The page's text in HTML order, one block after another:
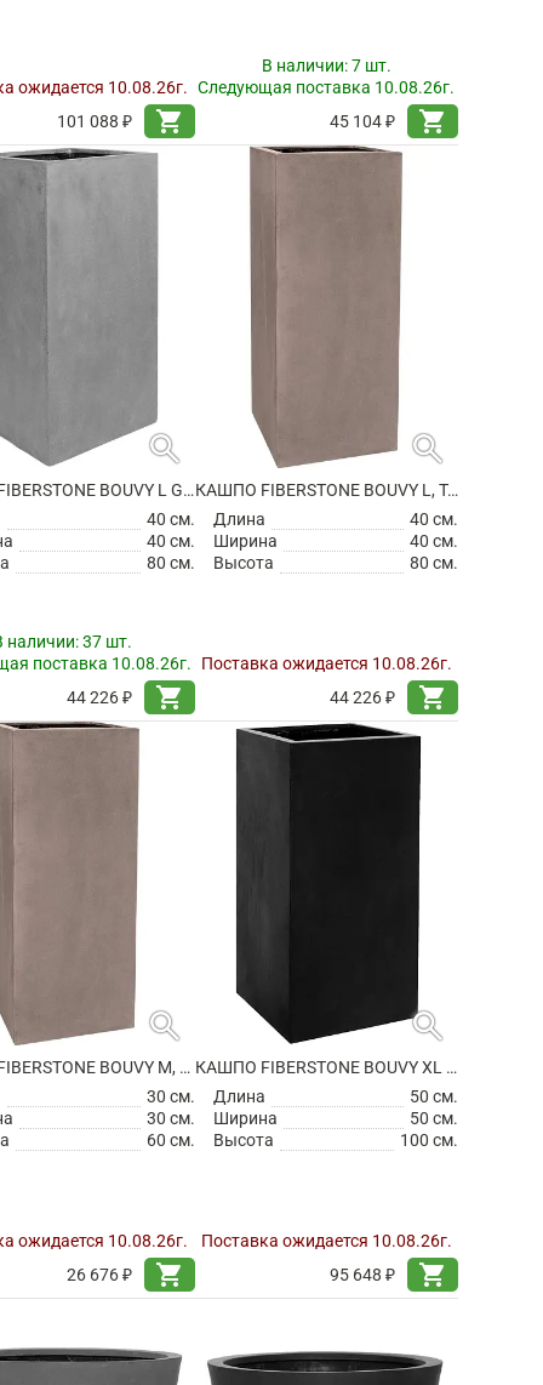
ожидается 10.08.26г.
101 088 ₽
shopping_cart
В наличии:7 шт.
Следующая поставка 10.08.26г.
45 104 ₽
shopping_cart
search
КАШПО FIBERSTONE BOUVY L GREY
40 см.
40 см.
80 см.
наличии:37 шт.
поставка 10.08.26г.
44 226 ₽
shopping_cart
search
КАШПО FIBERSTONE BOUVY L, TAUPE
Длина
40 см.
Ширина
40 см.
Высота
80 см.
Поставка ожидается 10.08.26г.
44 226 ₽
shopping_cart
search
КАШПО FIBERSTONE BOUVY M, TAUPE
30 см.
30 см.
60 см.
ожидается 10.08.26г.
26 676 ₽
shopping_cart
search
КАШПО FIBERSTONE BOUVY XL BLACK
Длина
50 см.
Ширина
50 см.
Высота
100 см.
Поставка ожидается 10.08.26г.
95 648 ₽
shopping_cart